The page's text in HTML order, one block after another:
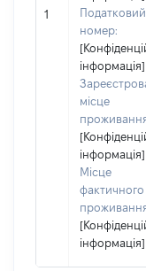
1
Податковий
номер:
інформація]
місце
інформація]
Місце
фактичного
інформація]